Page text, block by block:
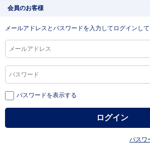
会員のお客様
メールアドレスとパスワードを入力してログインして
パスワードを表示する
パスワ